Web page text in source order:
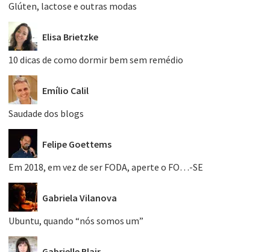
Glúten, lactose e outras modas
Elisa Brietzke
10 dicas de como dormir bem sem remédio
Emílio Calil
Saudade dos blogs
Felipe Goettems
Em 2018, em vez de ser FODA, aperte o FO…-SE
Gabriela Vilanova
Ubuntu, quando “nós somos um”